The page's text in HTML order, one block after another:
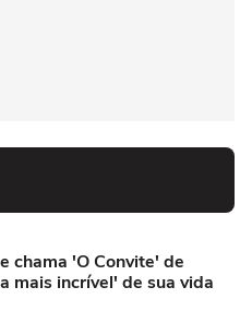
chama 'O Convite' de
mais incrível' de sua vida